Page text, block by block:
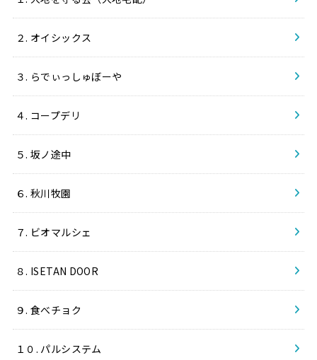
２. オイシックス
３. らでぃっしゅぼーや
４. コープデリ
５. 坂ノ途中
６. 秋川牧園
７. ビオマルシェ
８. ISETAN DOOR
９. 食べチョク
１０. パルシステム